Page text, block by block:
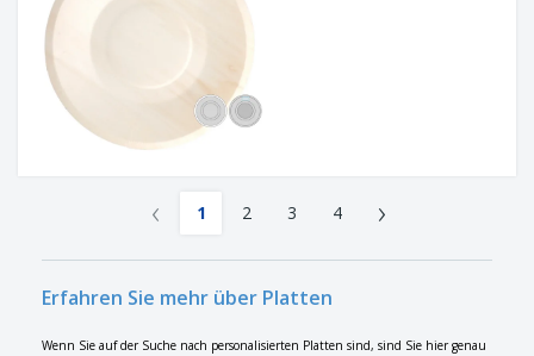
‹ 1 2 3 4 ›
Erfahren Sie mehr über Platten
Wenn Sie auf der Suche nach personalisierten Platten sind, sind Sie hier genau